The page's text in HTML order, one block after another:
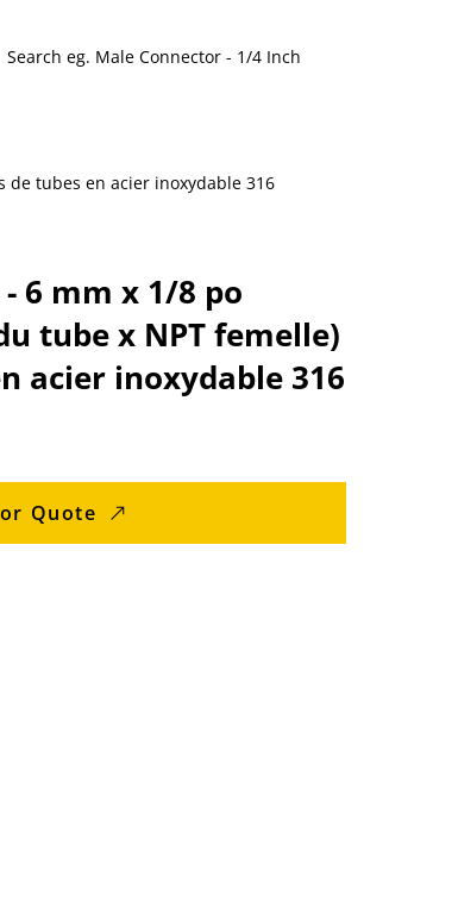
de tubes en acier inoxydable 316
6 mm x 1/8 po
tube x NPT femelle)
acier inoxydable 316
Quote